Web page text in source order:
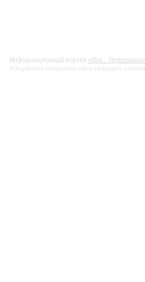
Информационный портал «Мир ::
Копирование материалов сайта запрещено законом.